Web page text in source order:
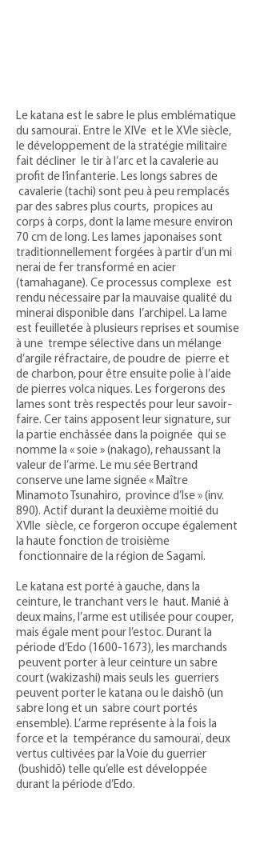
Le katana est le sabre le plus emblématique
du samouraï. Entre le XIVe et le XVIe siècle,
le développement de la stratégie militaire
fait décliner le tir à l’arc et la cavalerie au
profit de l’infanterie. Les longs sabres de
cavalerie (tachi) sont peu à peu remplacés
par des sabres plus courts, propices au
corps à corps, dont la lame mesure environ
70 cm de long. Les lames japonaises sont
traditionnellement forgées à partir d’un mi
nerai de fer transformé en acier
(tamahagane). Ce processus complexe est
rendu nécessaire par la mauvaise qualité du
minerai disponible dans l’archipel. La lame
est feuilletée à plusieurs reprises et soumise
à une trempe sélective dans un mélange
d’argile réfractaire, de poudre de pierre et
de charbon, pour être ensuite polie à l’aide
de pierres volca niques. Les forgerons des
lames sont très respectés pour leur savoir-
faire. Cer tains apposent leur signature, sur
la partie enchâssée dans la poignée qui se
nomme la « soie » (nakago), rehaussant la
valeur de l’arme. Le mu sée Bertrand
conserve une lame signée « Maître
Minamoto Tsunahiro, province d’Ise » (inv.
890). Actif durant la deuxième moitié du
XVIIe siècle, ce forgeron occupe également
la haute fonction de troisième
fonctionnaire de la région de Sagami.
Le katana est porté à gauche, dans la
ceinture, le tranchant vers le haut. Manié à
deux mains, l’arme est utilisée pour couper,
mais égale ment pour l’estoc. Durant la
période d’Edo (1600-1673), les marchands
peuvent porter à leur ceinture un sabre
court (wakizashi) mais seuls les guerriers
peuvent porter le katana ou le daishō (un
sabre long et un sabre court portés
ensemble). L’arme représente à la fois la
force et la tempérance du samouraï, deux
vertus cultivées par la Voie du guerrier
(bushidō) telle qu’elle est développée
durant la période d’Edo.